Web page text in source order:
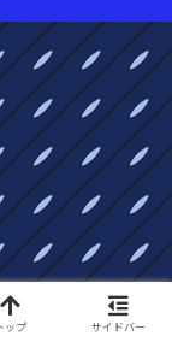
ップ サイドバー